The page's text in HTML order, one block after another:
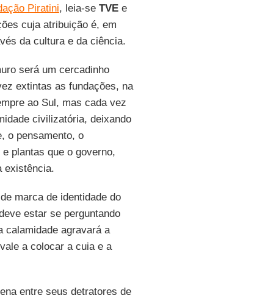
Piratini, leia-se TVEe
cuja atribuição é, em
da cultura e da ciência.
será um cercadinho
extintas as fundações, na
ao Sul, mas cada vez
civilizatória, deixando
o pensamento, o
plantas que o governo,
existência.
marca de identidade do
estar se perguntando
calamidade agravará a
a colocar a cuia e a
entre seus detratores de